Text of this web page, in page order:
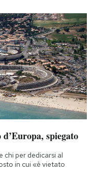
spiegato
chi per dedicarsi al
in cui «è vietato